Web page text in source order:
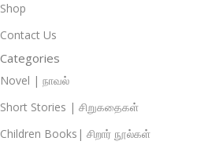
Shop
Contact Us
Categories
Novel | நாவல்
Short Stories | சிறுகதைகள்
Children Books| சிறார் நூல்கள்